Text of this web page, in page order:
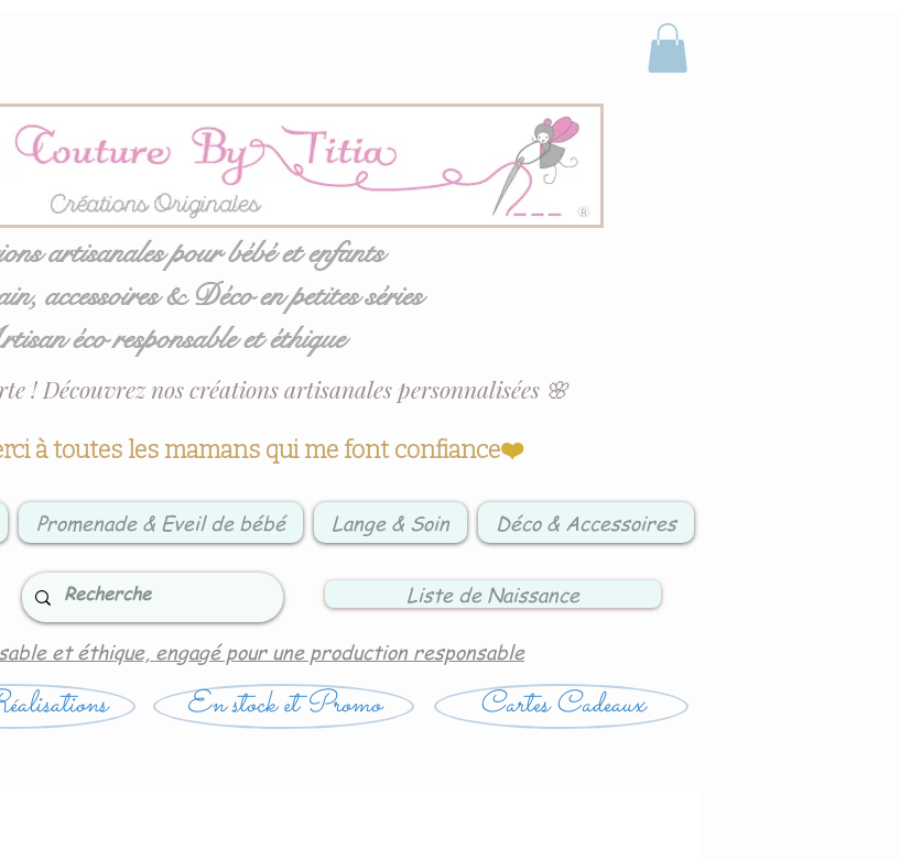
artisanales pour bébé et enfants
accessoires & Déco en petites séries
éco responsable et éthique
à toutes les mamans qui me font confiance❤️
! Découvrez nos créations artisanales personnalisées 🌸
Promenade & Eveil de bébé Lange & Soin Déco & Accessoires
Liste de Naissance
et éthique, engagé pour une production responsable
En stock et Promo Cartes Cadeaux